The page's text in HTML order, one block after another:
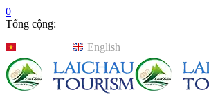
0
Tổng cộng:
English